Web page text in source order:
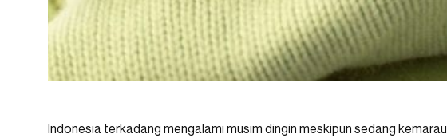
Indonesia terkadang mengalami musim dingin meskipun sedang